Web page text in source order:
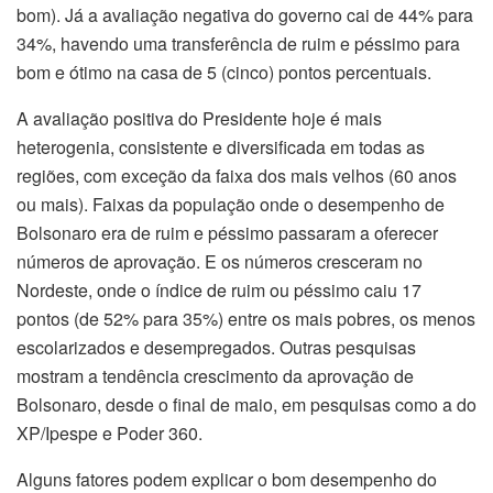
bom). Já a avaliação negativa do governo cai de 44% para
34%, havendo uma transferência de ruim e péssimo para
bom e ótimo na casa de 5 (cinco) pontos percentuais.
A avaliação positiva do Presidente hoje é mais
heterogenia, consistente e diversificada em todas as
regiões, com exceção da faixa dos mais velhos (60 anos
ou mais). Faixas da população onde o desempenho de
Bolsonaro era de ruim e péssimo passaram a oferecer
números de aprovação. E os números cresceram no
Nordeste, onde o índice de ruim ou péssimo caiu 17
pontos (de 52% para 35%) entre os mais pobres, os menos
escolarizados e desempregados. Outras pesquisas
mostram a tendência crescimento da aprovação de
Bolsonaro, desde o final de maio, em pesquisas como a do
XP/Ipespe e Poder 360.
Alguns fatores podem explicar o bom desempenho do